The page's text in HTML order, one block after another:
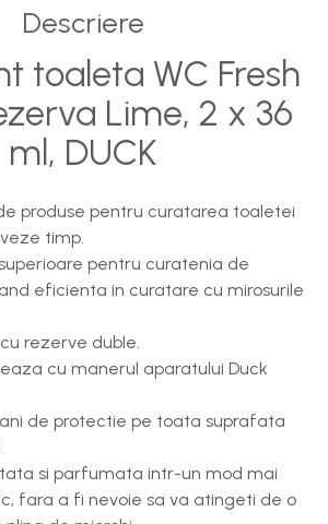
Descriere
toaleta WC Fresh
Lime, 2 x 36
ml, DUCK
produse pentru curatarea toaletei
timp.
pentru curatenia de
eficienta in curatare cu mirosurile
rezerve duble.
cu manerul aparatului Duck
de protectie pe toata suprafata
si parfumata intr-un mod mai
fara a fi nevoie sa va atingeti de o